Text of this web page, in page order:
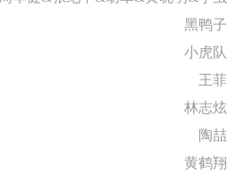
黑鸭子
小虎队
王菲
林志炫
陶喆
黄鹤翔